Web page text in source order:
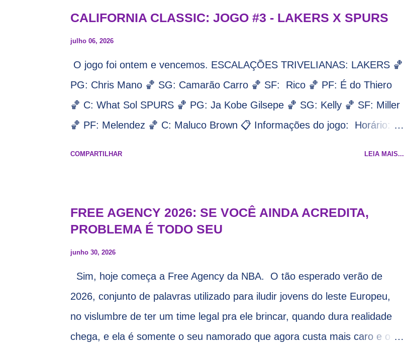
CALIFORNIA CLASSIC: JOGO #3 - LAKERS X SPURS
julho 06, 2026
O jogo foi ontem e vencemos. ESCALAÇÕES TRIVELIANAS: LAKERS 🏀
PG: Chris Mano 🏀 SG: Camarão Carro 🏀 SF: Rico 🏀 PF: É do Thiero
🏀 C: What Sol SPURS 🏀 PG: Ja Kobe Gilsepe 🏀 SG: Kelly 🏀 SF: Miller
🏀 PF: Melendez 🏀 C: Maluco Brown 📋 Informações do jogo: ​ Horário:
COMPARTILHAR LEIA MAIS...
FREE AGENCY 2026: SE VOCÊ AINDA ACREDITA,
PROBLEMA É TODO SEU
junho 30, 2026
Sim, hoje começa a Free Agency da NBA. O tão esperado verão de
2026, conjunto de palavras utilizado para iludir jovens do leste Europeu,
no vislumbre de ter um time legal pra ele brincar, quando dura realidade
chega, e ela é somente o seu namorado que agora custa mais caro e o